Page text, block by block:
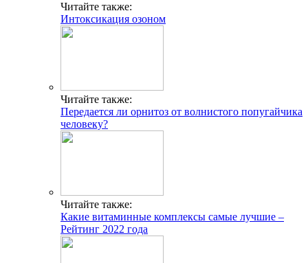
Читайте также:
Интоксикация озоном
Читайте также:
Передается ли орнитоз от волнистого попугайчика
человеку?
Читайте также:
Какие витаминные комплексы самые лучшие –
Рейтинг 2022 года